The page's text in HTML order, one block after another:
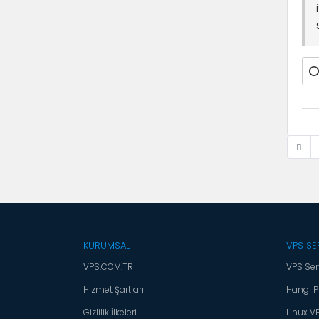
KURUMSAL
VPS.COM.TR
Hizmet Şartları
Gizlilik İlkeleri
VPS
VPS
Hangi
Linux